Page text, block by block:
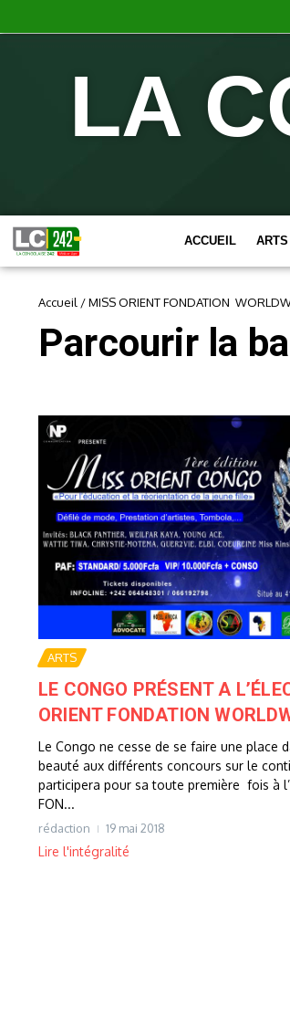
LA
ACCUEIL
Accueil /MISS ORIENT FONDATION
Parcourir la
ARTS
LE CONGO PRÉSENT A
ORIENT FONDATION
Le Congo ne cesse de se faire une place
beauté aux différents concours sur le
participera pour sa toute première fois à
FON...
rédaction 19 mai 2018
Lire l'intégralité